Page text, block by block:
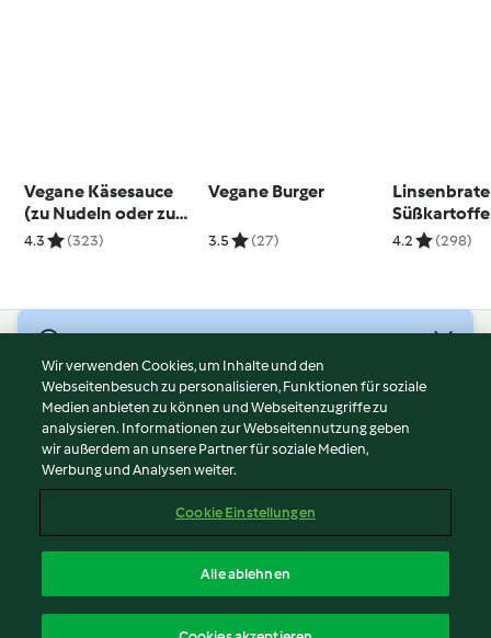
Vegane Käsesauce
(zu Nudeln oder zum
Überbacken)
4.3 (323)
Vegane Burger
3.5 (27)
Sellerie-
4.2 (298)
Nutzungsbedingungen
Datenschutzrichtlinien
Disclaimer
Impressum
Inhalt melden
Erklärung zur Barrierefreiheit
Wir verwenden Cookies, um Inhalte und den
Webseitenbesuch zu personalisieren, Funktionen für soziale
Medien anbieten zu können und Webseitenzugriffe zu
analysieren. Informationen zur Webseitennutzung geben
wir außerdem an unsere Partner für soziale Medien,
Werbung und Analysen weiter.
Cookie Einstellungen
Alle ablehnen